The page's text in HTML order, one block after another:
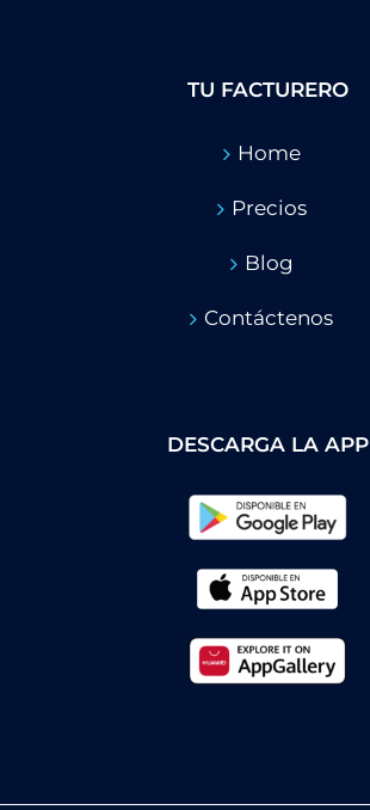
TU FACTURERO
Home
Precios
Blog
Contáctenos
DESCARGA LA APP